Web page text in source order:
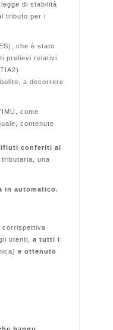
di stabilità
tributo per i
che è stato
prelievi relativi
a decorrere
come
contenute
conferiti al
una
in automatico.
corrispettiva
utenti,
a tutti i
e ottenuto